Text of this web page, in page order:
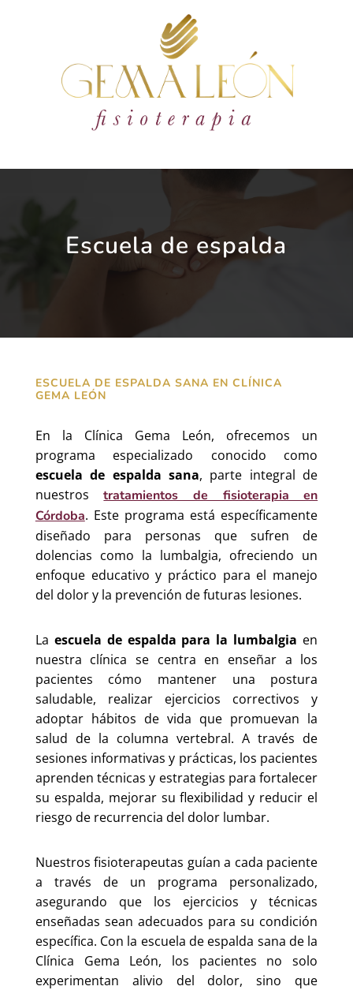
Escuela de espalda
ESCUELA DE ESPALDA SANA EN CLÍNICA
GEMA LEÓN
En la Clínica Gema León, ofrecemos un
programa especializado conocido como
escuela de espalda sana, parte integral de
nuestrostratamientos de fisioterapia en
Córdoba. Este programa está específicamente
diseñado para personas que sufren de
dolencias como la lumbalgia, ofreciendo un
enfoque educativo y práctico para el manejo
del dolor y la prevención de futuras lesiones.
La escuela de espalda para la lumbalgia en
nuestra clínica se centra en enseñar a los
pacientes cómo mantener una postura
saludable, realizar ejercicios correctivos y
adoptar hábitos de vida que promuevan la
salud de la columna vertebral. A través de
sesiones informativas y prácticas, los pacientes
aprenden técnicas y estrategias para fortalecer
su espalda, mejorar su flexibilidad y reducir el
riesgo de recurrencia del dolor lumbar.
Nuestros fisioterapeutas guían a cada paciente
a través de un programa personalizado,
asegurando que los ejercicios y técnicas
enseñadas sean adecuados para su condición
específica. Con la escuela de espalda sana de la
Clínica Gema León, los pacientes no solo
experimentan alivio del dolor, sino que